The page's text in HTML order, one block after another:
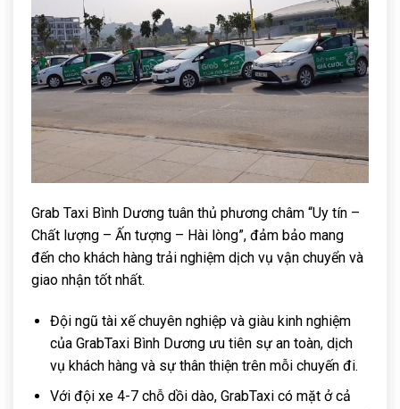
Grab Taxi Bình Dương tuân thủ phương châm “Uy tín –
Chất lượng – Ấn tượng – Hài lòng”, đảm bảo mang
đến cho khách hàng trải nghiệm dịch vụ vận chuyển và
giao nhận tốt nhất.
Đội ngũ tài xế chuyên nghiệp và giàu kinh nghiệm
của GrabTaxi Bình Dương ưu tiên sự an toàn, dịch
vụ khách hàng và sự thân thiện trên mỗi chuyến đi.
Với đội xe 4-7 chỗ dồi dào, GrabTaxi có mặt ở cả